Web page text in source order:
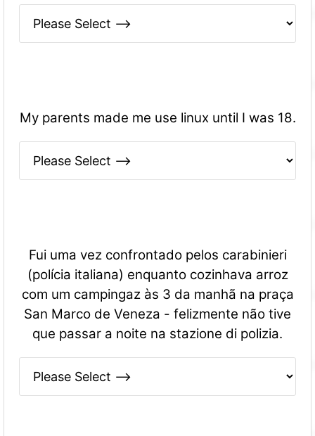
My parents made me use linux until I was 18.
Fui uma vez confrontado pelos carabinieri
(polícia italiana) enquanto cozinhava arroz
com um campingaz às 3 da manhã na praça
San Marco de Veneza - felizmente não tive
que passar a noite na stazione di polizia.